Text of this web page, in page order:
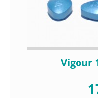
Vigour